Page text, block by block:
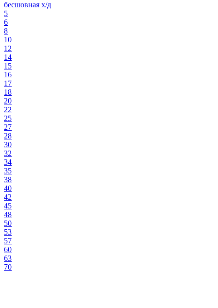
бесшовная х/д
5
6
8
10
12
14
15
16
17
18
20
22
25
27
28
30
32
34
35
38
40
42
45
48
50
53
57
60
63
70